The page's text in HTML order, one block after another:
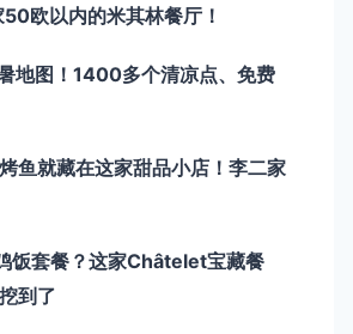
欧以内的米其林餐厅！
地图！1400多个清凉点、免费
鱼就藏在这家甜品小店！李二家
饭套餐？这家Châtelet宝藏餐
到了